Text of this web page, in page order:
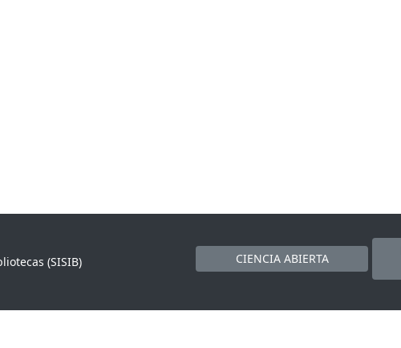
(SISIB)
CIENCIA ABIERTA